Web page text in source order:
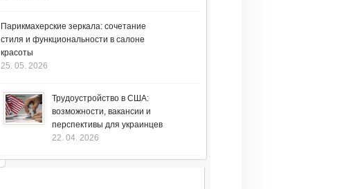
Парикмахерские зеркала: сочетание
стиля и функциональности в салоне
красоты
25. 05. 2026
Трудоустройство в США:
возможности, вакансии и
перспективы для украинцев
22. 04. 2026